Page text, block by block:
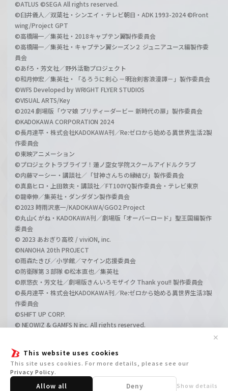
This website uses cookies
This site uses cookies. For more details, please see our
Privacy Policy.
Allow all Deny Show details
✕
©ATLUS ©SEGA All rights reserved.
©臼井儀人／双葉社・シンエイ・テレビ朝日・ADK 1993-2024 ©Front
wing/Project GPT
©高橋陽一／集英社・2018キャプテン翼製作委員会
©高橋陽一／集英社・キャプテン翼シーズン２ ジュニアユース編製作委
員会
©あfろ・芳文社／野外活動プロジェクト
©和月伸宏／集英社・「るろうに剣心 －明治剣客浪漫譚－」製作委員会
©WFS Developed by WRIGHT FLYER STUDIOS
©VISUAL ARTS/Key
©2024 劇場版「ウマ娘 プリティーダービー 新時代の扉」製作委員会
©KADOKAWA CORPORATION 2024
©長月達平・株式会社KADOKAWA刊／Re:ゼロから始める異世界生活2製
作委員会
©東映アニメーション
©プロジェクトラブライブ！蓮ノ空女学院スクールアイドルクラブ
©内藤マーシー・講談社／「甘神さんちの縁結び」製作委員会
©真島ヒロ・上田敦夫・講談社／FT100YQ製作委員会・テレビ東京
©龍幸伸／集英社・ダンダダン製作委員会
©2023 時雨沢恵一/KADOKAWA/GGO2 Project
©丸山くがね・KADOKAWA刊／劇場版「オーバーロード」聖王国編製作
委員会
© 2023 あおぎり高校 / viviON, inc.
©NANOHA 20th PROJECT
©雨森たきび／小学館／マケイン応援委員会
©防衛隊第３部隊 ©松本直也／集英社
©原悠衣・芳文社／劇場版きんいろモザイク Thank you!! 製作委員会
©長月達平・株式会社KADOKAWA刊／Re:ゼロから始める異世界生活3製
作委員会
©SHIFT UP CORP.
© NEOWIZ & GAMFS N inc. All rights reserved.
©GIRLS und PANZER Film Projekt
©GIRLS und PANZER Finale Projekt